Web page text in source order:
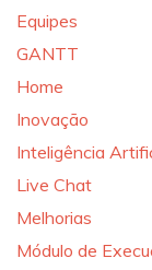
Equipes
GANTT
Home
Inovação
Inteligência
Live Chat
Melhorias
Módulo de